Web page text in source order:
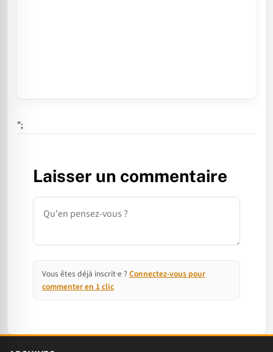
";
Laisser un commentaire
Commentaire
Vous êtes déjà inscrit·e ? Connectez-vous pour
commenter en 1 clic